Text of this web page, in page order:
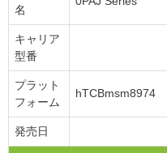
名
キャリア
型番
プラット
フォーム
hTCBmsm8974
発売日